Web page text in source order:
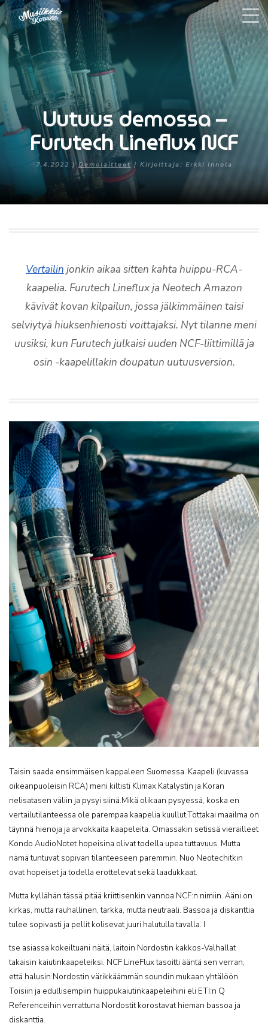
Uutuus demossa –
Furutech Lineflux NCF
7.4.2022 |Demolaitteet | Kirjoittaja: Erkki Innola
Vertailin jonkin aikaa sitten kahta huippu-RCA-
kaapelia. Furutech Lineflux ja Neotech Amazon
kävivät kovan kilpailun, jossa jälkimmäinen taisi
selviytyä hiuksenhienosti voittajaksi. Nyt tilanne meni
uusiksi, kun Furutech julkaisi uuden NCF-liittimillä ja
osin -kaapelillakin doupatun uutuusversion.
Taisin saada ensimmäisen kappaleen Suomessa. Kaapeli (kuvassa
oikeanpuoleisin RCA) meni kiltisti Klimax Katalystin ja Koran
nelisatasen väliin ja pysyi siinä.Mikä olikaan pysyessä, koska en
vertailutilanteessa ole parempaa kaapelia kuullut.Tottakai maailma on
täynnä hienoja ja arvokkaita kaapeleita. Omassakin setissä vierailleet
Kondo AudioNotet hopeisina olivat todella upea tuttavuus. Mutta
nämä tuntuvat sopivan tilanteeseen paremmin. Nuo Neotechitkin
ovat hopeiset ja todella erottelevat sekä laadukkaat.
Mutta kyllähän tässä pitää kriittisenkin vannoa NCF:n nimiin. Ääni on
kirkas, mutta rauhallinen, tarkka, mutta neutraali. Bassoa ja diskanttia
tulee sopivasti ja pellit kolisevat juuri halutulla tavalla. I
tse asiassa kokeiltuani näitä, laitoin Nordostin kakkos-Valhallat
takaisin kaiutinkaapeleiksi. NCF LineFlux tasoitti ääntä sen verran,
että halusin Nordostin värikkäämmän soundin mukaan yhtälöön.
Toisiin ja edullisempiin huippukaiutinkaapeleihini eli ETI:n Q
Referenceihin verrattuna Nordostit korostavat hieman bassoa ja
diskanttia.